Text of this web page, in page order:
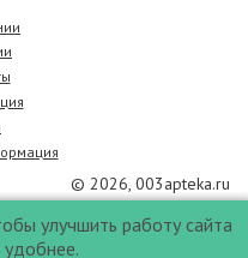
© 2026, 003apteka.ru
улучшить работу сайта
удобнее.